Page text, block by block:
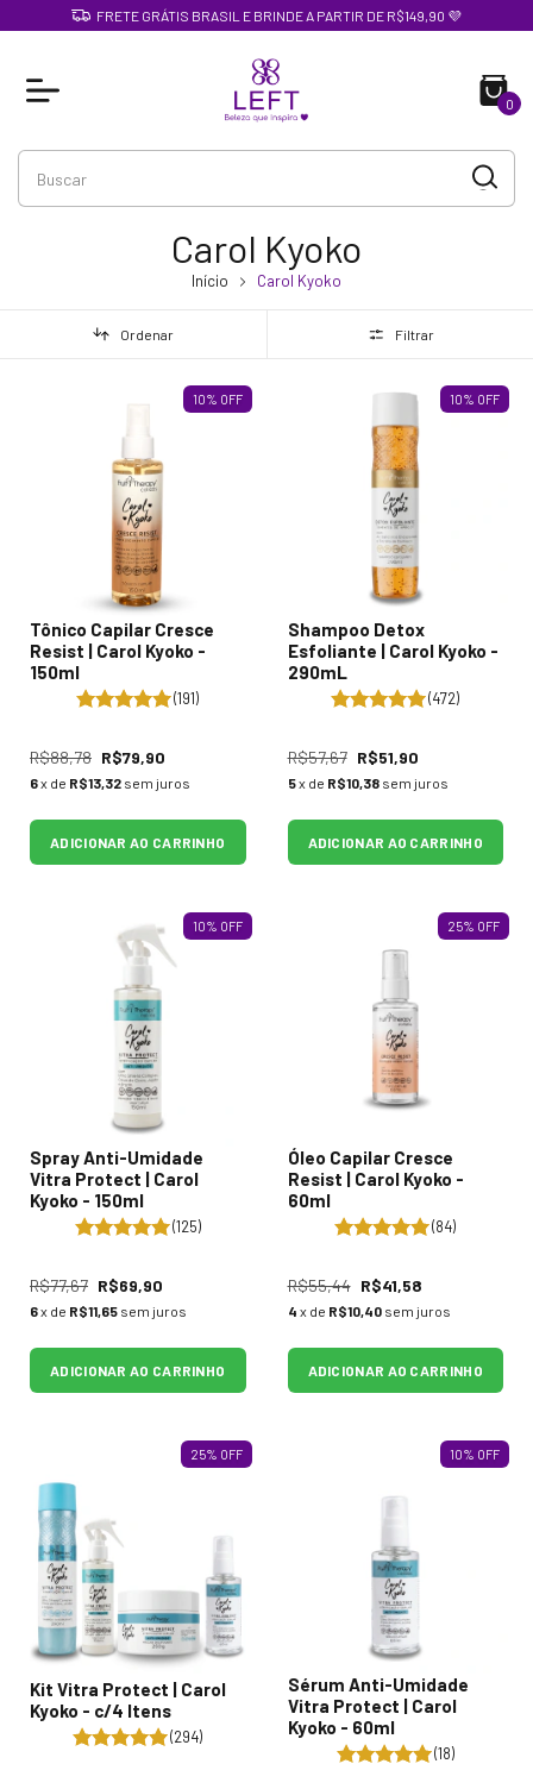
FRETE GRÁTIS BRASIL E BRINDE A PARTIR DE R$149,90 💜
0
Carol Kyoko
Início Carol Kyoko
Ordenar Filtrar
10% OFF
Tônico Capilar Cresce
Resist | Carol Kyoko -
150ml
(191)
R$88,78 R$79,90
6x de R$13,32 sem juros
ADICIONAR AO CARRINHO
10% OFF
Shampoo Detox
Esfoliante | Carol Kyoko -
290mL
(472)
R$57,67 R$51,90
5x de R$10,38 sem juros
ADICIONAR AO CARRINHO
10% OFF
Spray Anti-Umidade
Vitra Protect | Carol
Kyoko - 150ml
(125)
R$77,67 R$69,90
6x de R$11,65 sem juros
ADICIONAR AO CARRINHO
25% OFF
Óleo Capilar Cresce
Resist | Carol Kyoko -
60ml
(84)
R$55,44 R$41,58
4 x de R$10,40 sem juros
ADICIONAR AO CARRINHO
25% OFF
Kit Vitra Protect | Carol
Kyoko - c/4 Itens
(294)
10% OFF
Sérum Anti-Umidade
Vitra Protect | Carol
Kyoko - 60ml
(18)